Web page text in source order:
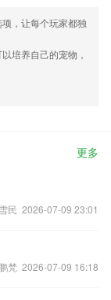
，让每个玩家都独
培养自己的宠物，
更多
民 2026-07-09 23:01
梵 2026-07-09 16:18